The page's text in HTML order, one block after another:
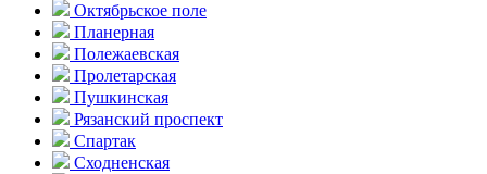
Октябрьское поле
Планерная
Полежаевская
Пролетарская
Пушкинская
Рязанский проспект
Спартак
Сходненская